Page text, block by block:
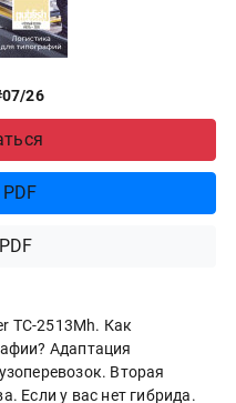
26
ТС-2513Mh. Как
Адаптация
Вторая
Если у вас нет гибрида.